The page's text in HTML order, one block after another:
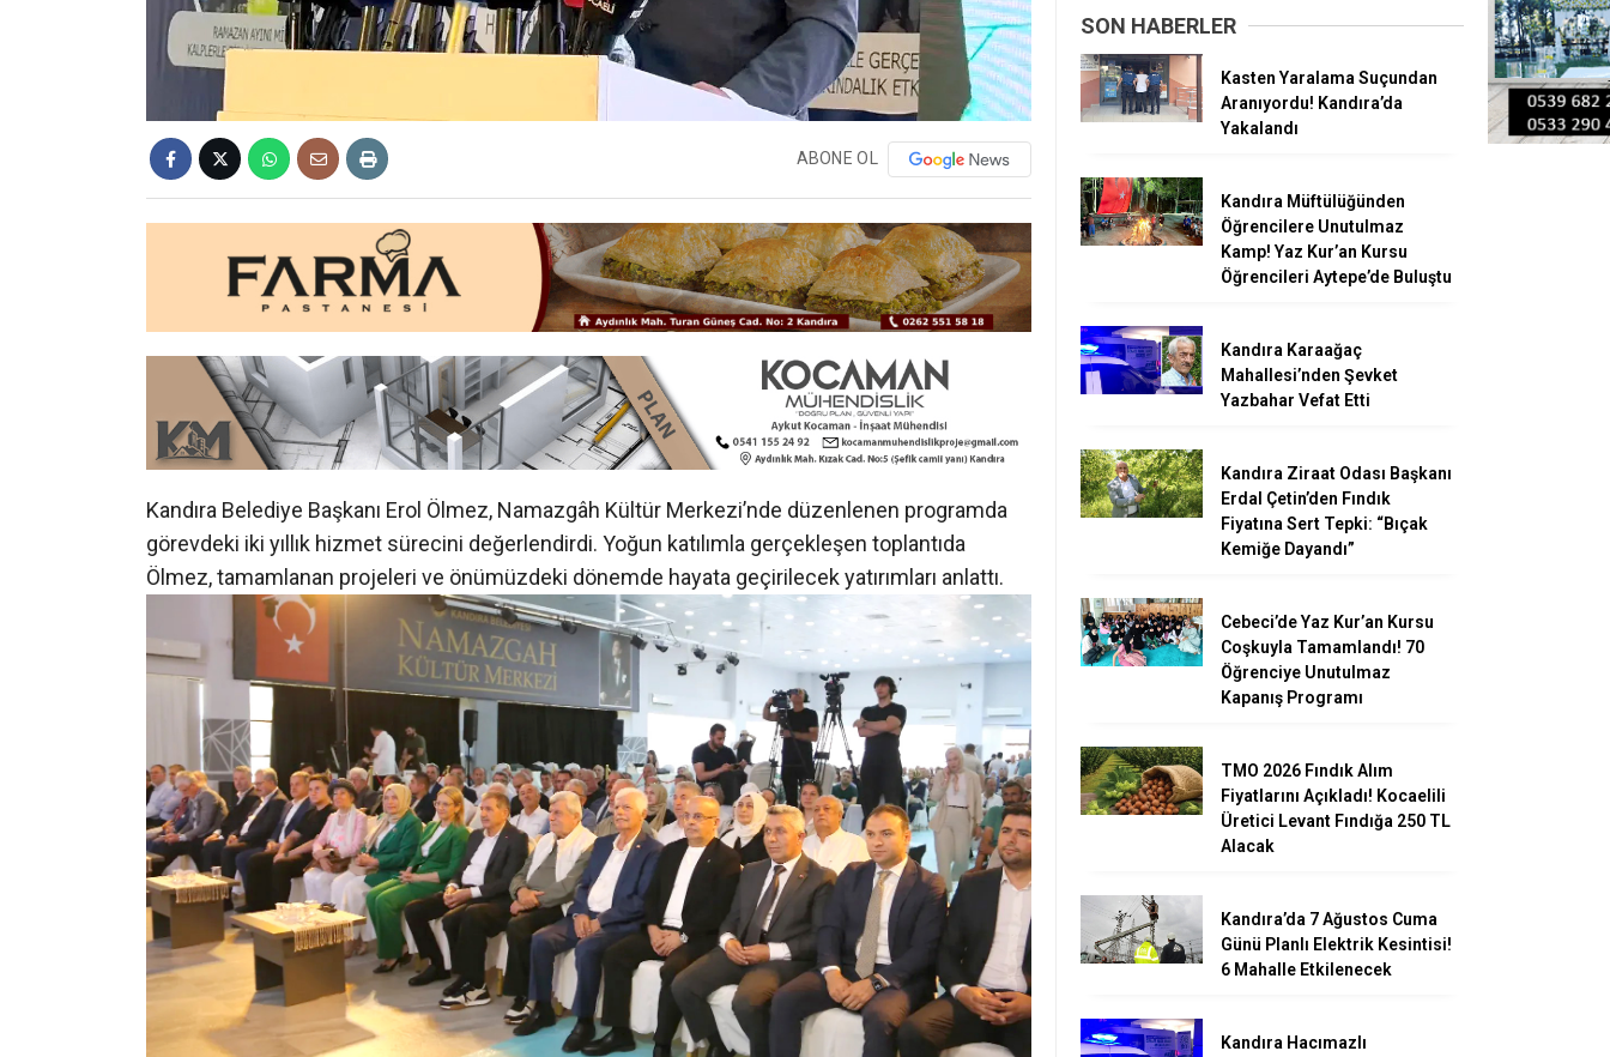
ABONE OL
Kandıra Belediye Başkanı Erol Ölmez, Namazgâh Kültür Merkezi’nde düzenlenen programda
görevdeki iki yıllık hizmet sürecini değerlendirdi. Yoğun katılımla gerçekleşen toplantıda
Ölmez, tamamlanan projeleri ve önümüzdeki dönemde hayata geçirilecek yatırımları anlattı.
SON HABERLER
Kasten Yaralama Suçundan
Aranıyordu! Kandıra’da
Yakalandı
Kandıra Müftülüğünden
Öğrencilere Unutulmaz
Kamp! Yaz Kur’an Kursu
Öğrencileri Aytepe’de Buluştu
Kandıra Karaağaç
Mahallesi’nden Şevket
Yazbahar Vefat Etti
Kandıra Ziraat Odası Başkanı
Erdal Çetin’den Fındık
Fiyatına Sert Tepki: “Bıçak
Kemiğe Dayandı”
Cebeci’de Yaz Kur’an Kursu
Coşkuyla Tamamlandı! 70
Öğrenciye Unutulmaz
Kapanış Programı
TMO 2026 Fındık Alım
Fiyatlarını Açıkladı! Kocaelili
Üretici Levant Fındığa 250 TL
Alacak
Kandıra’da 7 Ağustos Cuma
Günü Planlı Elektrik Kesintisi!
6 Mahalle Etkilenecek
Kandıra Hacımazlı